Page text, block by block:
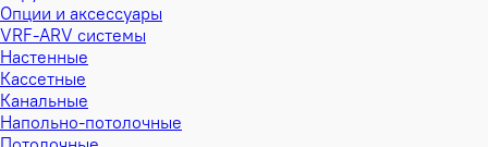
Опции и аксессуары
VRF-ARV системы
Настенные
Кассетные
Канальные
Напольно-потолочные